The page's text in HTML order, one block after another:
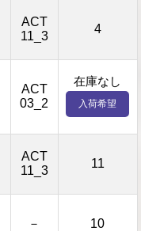
ACT
11_3
4
ACT
03_2
在庫なし
入荷希望
ACT
11_3
11
－ 10